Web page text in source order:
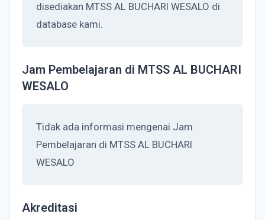
disediakan MTSS AL BUCHARI WESALO di
database kami.
Jam Pembelajaran di MTSS AL BUCHARI
WESALO
Tidak ada informasi mengenai Jam
Pembelajaran di MTSS AL BUCHARI
WESALO
Akreditasi